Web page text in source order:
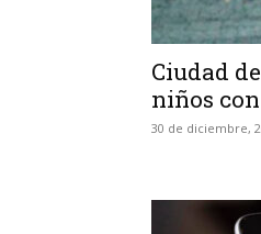
Ciudad
niños
30 de diciembre,